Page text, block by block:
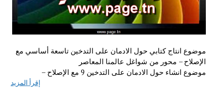
موضوع انتاج كتابي حول الادمان على التدخين تاسعة أساسي مع
الإصلاح – محور من شواغل عالمنا المعاصر
موضوع انشاء حول الادمان على التدخين 9 مع الإصلاح –
إقرأ المزيد